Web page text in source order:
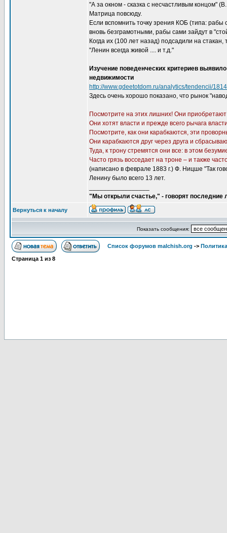
"А за окном - сказка с несчастливым концом"
Матрица повсюду.
Если вспомнить точку зрения КОБ (типа: рабы
вновь безграмотными, рабы сами зайдут в
Когда их (100 лет назад) подсадили на
"Ленин всегда живой .... и т.д."
Изучение поведенческих критериев
недвижимости
http://www.gdeetotdom.ru/analytics/tendencii/
Здесь очень хорошо показано, что рынок
Посмотрите на этих лишних! Они приобретают
Они хотят власти и прежде всего рычага
Посмотрите, как они карабкаются, эти
Они карабкаются друг через друга и
Туда, к трону стремятся они все: в этом
Часто грязь восседает на троне – и также
(написано в феврале 1883 г.) Ф. Ницше "Так
Ленину было всего 13 лет.
"Мы открыли счастье," - говорят
Вернуться к началу
Показать сообщения:
Список форумов malchish.org ->
Страница 1 из 8